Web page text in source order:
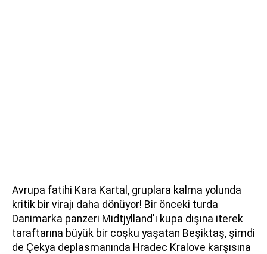
Avrupa fatihi Kara Kartal, gruplara kalma yolunda
kritik bir virajı daha dönüyor! Bir önceki turda
Danimarka panzeri Midtjylland'ı kupa dışına iterek
taraftarına büyük bir coşku yaşatan Beşiktaş, şimdi
de Çekya deplasmanında Hradec Kralove karşısına